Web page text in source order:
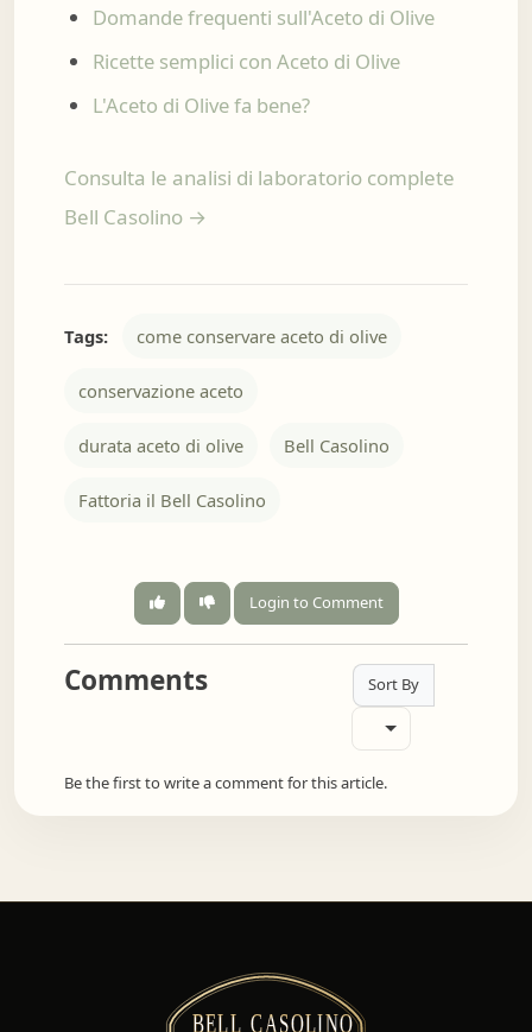
Domande frequenti sull'Aceto di Olive
Ricette semplici con Aceto di Olive
L'Aceto di Olive fa bene?
Consulta le analisi di laboratorio complete
Bell Casolino →
Tags: come conservare aceto di olive
conservazione aceto
durata aceto di olive Bell Casolino
Fattoria il Bell Casolino
Login to Comment
Comments Sort By
Be the first to write a comment for this article.